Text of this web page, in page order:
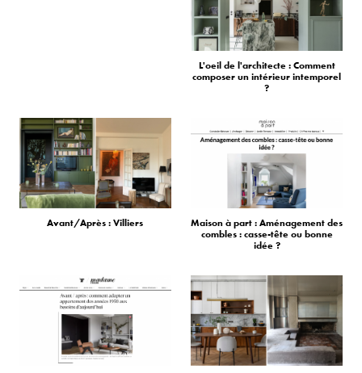
L'oeil de l'architecte : Comment
composer un intérieur intemporel
?
Avant/Après : Villiers
Maison à part : Aménagement des
combles : casse-tête ou bonne
idée ?